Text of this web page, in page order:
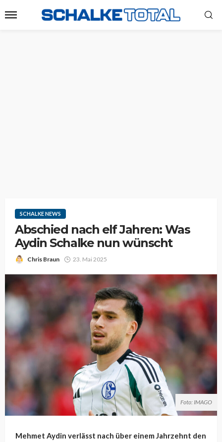
SCHALKE NEWS
Abschied nach elf Jahren: Was
Aydin Schalke nun wünscht
Chris Braun 23. Mai 2025
Foto: IMAGO
Mehmet Aydin verlässt nach über einem Jahrzehnt den